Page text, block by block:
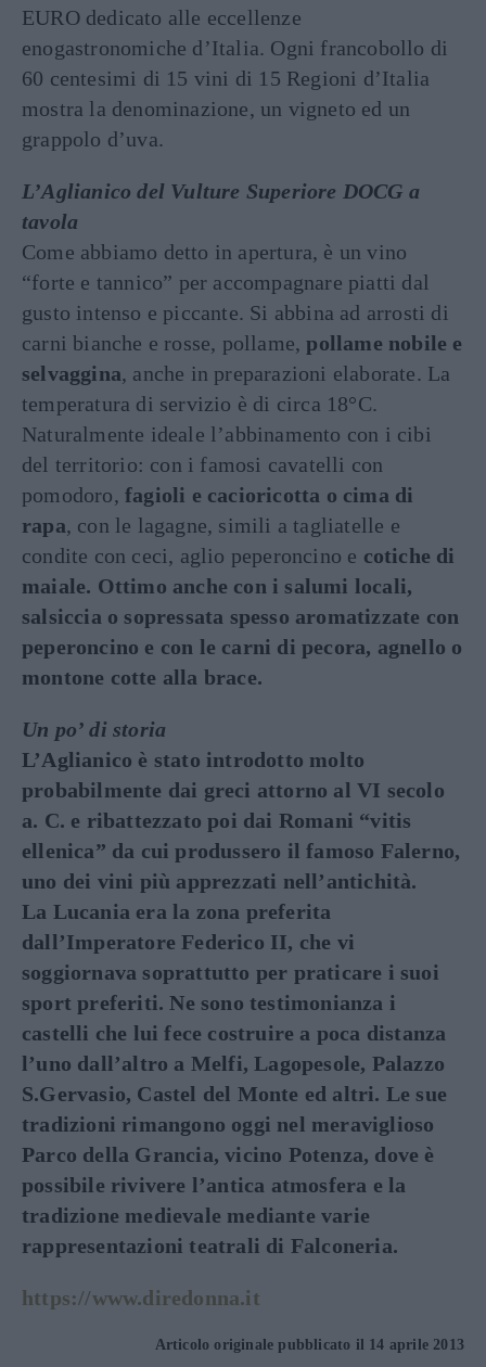
EURO dedicato alle eccellenze
enogastronomiche d’Italia. Ogni francobollo di
60 centesimi di 15 vini di 15 Regioni d’Italia
mostra la denominazione, un vigneto ed un
grappolo d’uva.
L’Aglianico del Vulture Superiore DOCG a
tavola
Come abbiamo detto in apertura, è un vino
“forte e tannico” per accompagnare piatti dal
gusto intenso e piccante. Si abbina ad arrosti di
carni bianche e rosse, pollame,pollame nobile e
selvaggina, anche in preparazioni elaborate. La
temperatura di servizio è di circa 18°C.
Naturalmente ideale l’abbinamento con i cibi
del territorio: con i famosi cavatelli con
pomodoro, fagioli e cacioricotta o cima di
rapa, con le lagagne, simili a tagliatelle e
condite con ceci, aglio peperoncino e cotiche di
maiale. Ottimo anche con i salumi locali,
salsiccia o sopressata spesso aromatizzate con
peperoncino e con le carni di pecora, agnello o
montone cotte alla brace.
Un po’ di storia
L’Aglianico è stato introdotto molto
probabilmente dai greci attorno al VI secolo
a. C. e ribattezzato poi dai Romani “vitis
ellenica” da cui produssero il famoso Falerno,
uno dei vini più apprezzati nell’antichità.
La Lucania era la zona preferita
dall’Imperatore Federico II, che vi
soggiornava soprattutto per praticare i suoi
sport preferiti. Ne sono testimonianza i
castelli che lui fece costruire a poca distanza
l’uno dall’altro a Melfi, Lagopesole, Palazzo
S.Gervasio, Castel del Monte ed altri. Le sue
tradizioni rimangono oggi nel meraviglioso
Parco della Grancia, vicino Potenza, dove è
possibile rivivere l’antica atmosfera e la
tradizione medievale mediante varie
rappresentazioni teatrali di Falconeria.
https://www.diredonna.it
Articolo originale pubblicato il 14 aprile 2013